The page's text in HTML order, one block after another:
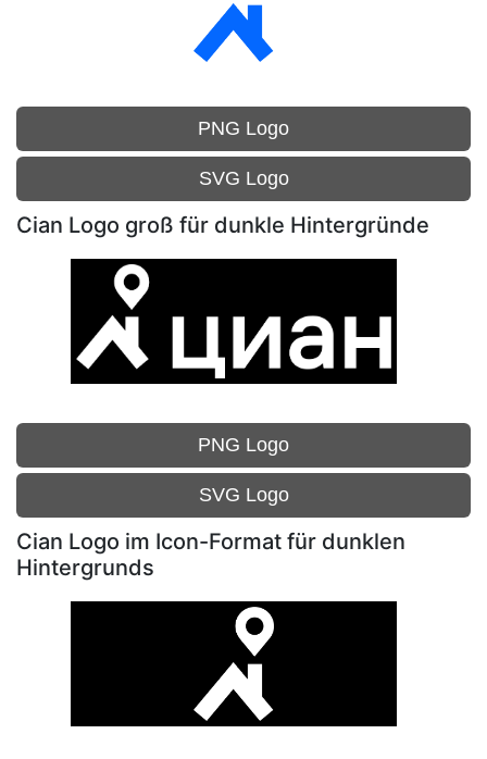
PNG Logo
SVG Logo
Cian Logo groß für dunkle Hintergründe
PNG Logo
SVG Logo
Cian Logo im Icon-Format für dunklen
Hintergrunds